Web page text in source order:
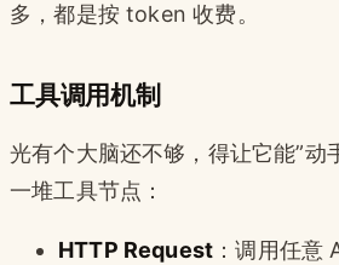
多，都是按 token 收费。
工具调用机制
光有个大脑还不够，得让它能”动
一堆工具节点：
HTTP Request ：调用任意